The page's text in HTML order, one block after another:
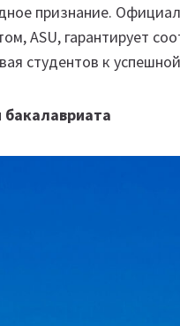
признание.
ASU, гарантирует
студентов к